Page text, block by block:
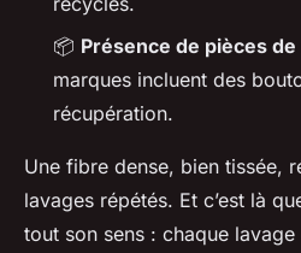
📦 Présence de pièces
marques incluent des
récupération.
Une fibre dense, bien tissée,
lavages répétés. Et c’est là
tout son sens : chaque